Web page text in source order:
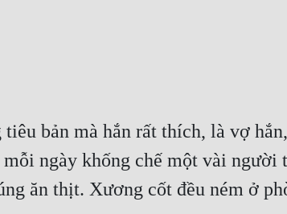
bản mà hắn rất thích, là vợ hắn,
ngày khống chế một vài người
ăn thịt. Xương cốt đều ném ở